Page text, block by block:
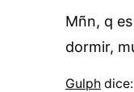
Mñn, q
dormir,
Gulph dice: